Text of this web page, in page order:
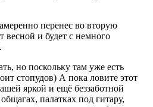
перенес во вторую
весной и будет с немного
но поскольку там уже есть
стопудов) А пока ловите этот
яркой и ещё беззаботной
палатках под гитару,